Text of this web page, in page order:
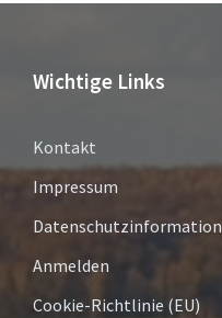
Wichtige Links
Kontakt
Impressum
Datenschutzinformation
Anmelden
Cookie-Richtlinie (EU)